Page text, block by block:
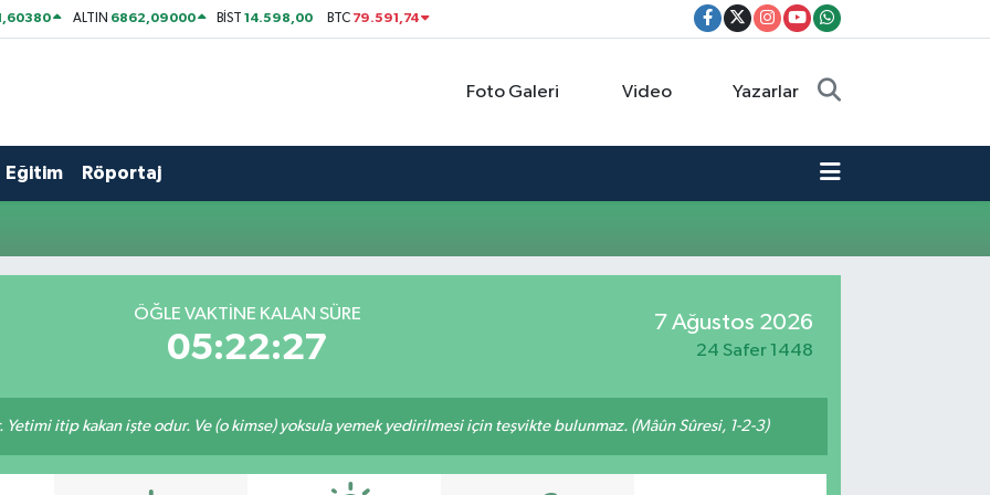
ALTIN 6862,09000 BİST14.598,00 BTC 79.591,74
Foto Galeri Video Yazarlar
Eğitim Röportaj
ÖĞLE VAKTİNE KALAN SÜRE
05:22:27
7 Ağustos 2026
24 Safer 1448
itip kakan işte odur. Ve (o kimse) yoksula yemek yedirilmesi için teşvikte bulunmaz. (Mâûn Sûresi, 1-2-3)